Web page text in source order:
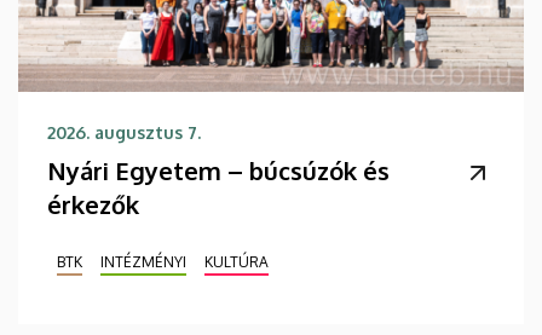
2026. augusztus 7.
Nyári Egyetem – búcsúzók és
érkezők
BTK INTÉZMÉNYI KULTÚRA